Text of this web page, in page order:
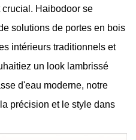
Haibodoor se
solutions de portes en bois
intérieurs traditionnels et
un look lambrissé
d'eau moderne, notre
précision et le style dans